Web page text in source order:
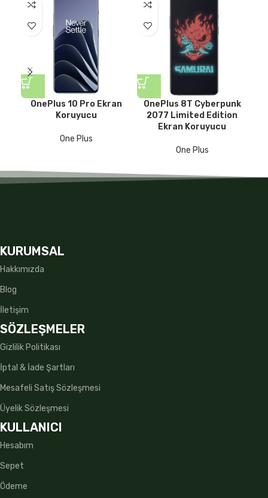
OnePlus 10 Pro Ekran
Koruyucu
One Plus
OnePlus 8T Cyberpunk
2077 Limited Edition
Ekran Koruyucu
One Plus
KURUMSAL
Hakkımızda
Blog
İletişim
SÖZLEŞMELER
Gizlilik Politikası
İptal & İade Şartları
Mesafeli Satış Sözleşmesi
Üyelik Sözleşmesi
KULLANICI
Hesabım
Sepet
Ödeme